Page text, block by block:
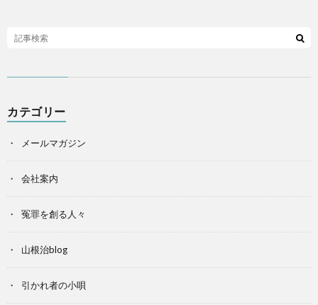
カテゴリー
メールマガジン
会社案内
冤罪を創る人々
山根治blog
引かれ者の小唄